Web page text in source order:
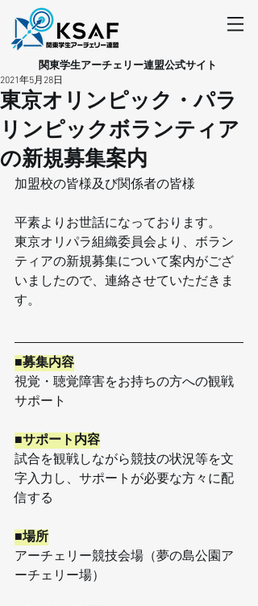
​関東学生アーチェリー連盟公式サイト
東京オリンピック・パラ
リンピックボランティア
の新規募集案内
2021年5月28日
加盟校の皆様及び関係者の皆様
平素よりお世話になっております。
東京オリパラ組織委員会より、ボラン
ティアの新規募集について案内がござ
いましたので、連絡させていただきま
す。
■募集内容
視覚・聴覚障害をお持ちの方への観戦
サポート
■サポート内容
試合を観戦しながら競技の状況等を文
字入力し、サポートが必要な方々に配
信する
■場所
アーチェリー競技会場（夢の島公園ア
ーチェリー場）